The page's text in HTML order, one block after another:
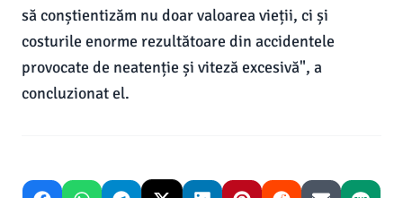
să conștientizăm nu doar valoarea vieții, ci și
costurile enorme rezultătoare din accidentele
provocate de neatenție și viteză excesivă", a
concluzionat el.